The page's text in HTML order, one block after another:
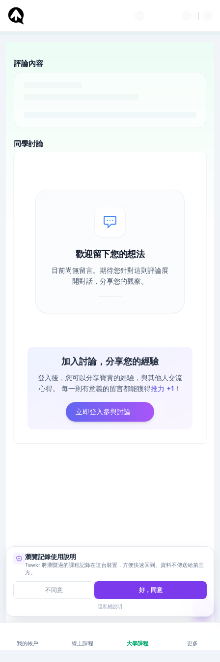
評論內容
同學討論
歡迎留下您的想法
目前尚無留言。期待您針對這則評論展
開對話，分享您的觀察。
加入討論，分享您的經驗
登入後，您可以分享寶貴的經驗，與其他人交流
心得。
每一則有意義的留言都能獲得推力 +1 ！
立即登入參與討論
我的帳戶 線上課程 大學課程 更多
瀏覽記錄使用說明
Tewkr 將瀏覽過的課程記錄在這台裝置，方便快速回到。資料不傳送給第三
方。
不同意 好，同意
隱私權說明